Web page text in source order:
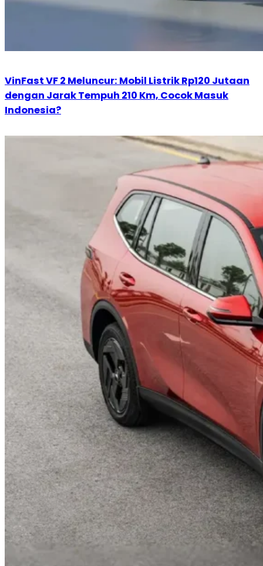
VinFast VF 2 Meluncur: Mobil Listrik Rp120 Jutaan
dengan Jarak Tempuh 210 Km, Cocok Masuk
Indonesia?